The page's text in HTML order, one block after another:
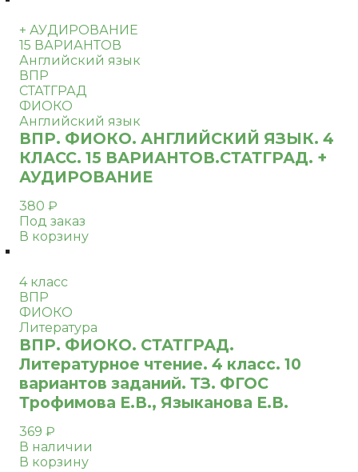
+ АУДИРОВАНИЕ
15 ВАРИАНТОВ
Английский язык
ВПР
СТАТГРАД
ФИОКО
Английский язык
ВПР. ФИОКО. АНГЛИЙСКИЙ ЯЗЫК. 4
КЛАСС. 15 ВАРИАНТОВ.СТАТГРАД. +
АУДИРОВАНИЕ
380 ₽
Под заказ
В корзину
4 класс
ВПР
ФИОКО
Литература
ВПР. ФИОКО. СТАТГРАД.
Литературное чтение. 4 класс. 10
вариантов заданий. ТЗ. ФГОС
Трофимова Е.В., Языканова Е.В.
369 ₽
В наличии
В корзину